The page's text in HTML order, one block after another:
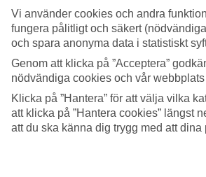
Vi använder cookies och andra
fungera pålitligt och säkert
och spara anonyma data i statistiskt
Genom att klicka på ”Acceptera”
nödvändiga cookies och vår
Klicka på ”Hantera” för att välja vilka
att klicka på ”Hantera cookies” längst
att du ska känna dig trygg med att